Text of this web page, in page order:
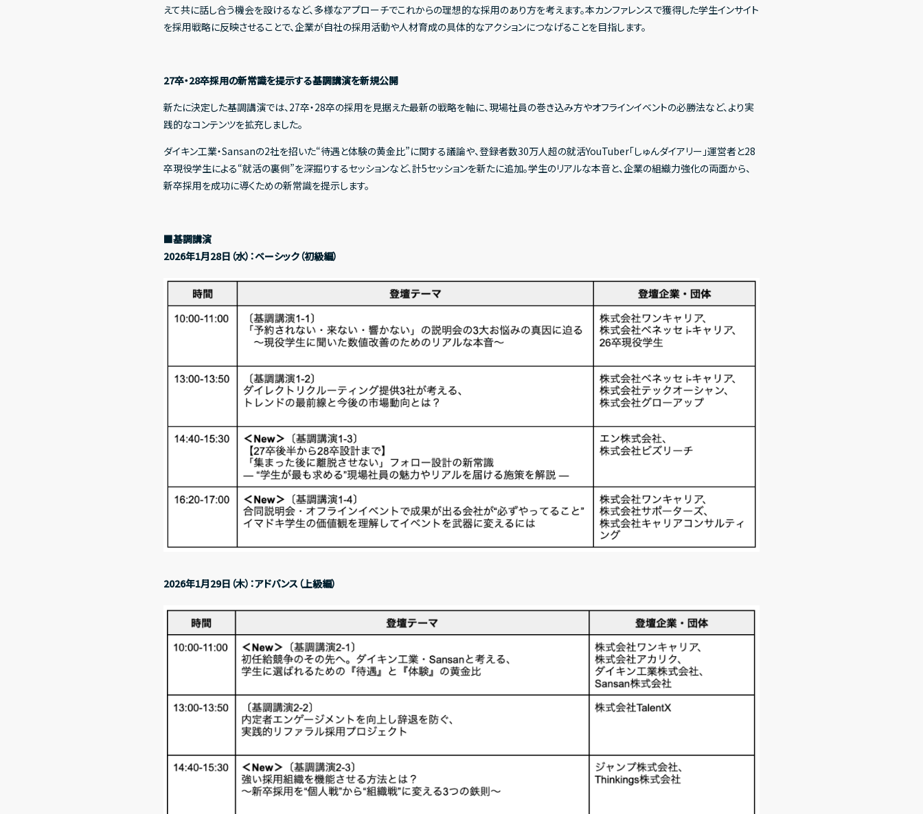
About us
Services
News
Investors Relations
IR情報一覧
Recruit
Contact
お問い合わせ
X FacebookYoutubenote
コーポレート・ガバナンス
IRライブラリー
決算短信 決算説明資料 有価証券報告書
その他
IRカレンダー
免責事項 IRに関するお問い合わせ
えて共に話し合う機会を設けるなど、多様なアプローチでこれからの理想的な採用のあり方を考えます。本カンファレンスで獲得した学生インサイト
を採用戦略に反映させることで、企業が自社の採用活動や人材育成の具体的なアクションにつなげることを目指します。
27卒・28卒採用の新常識を提示する基調講演を新規公開
新たに決定した基調講演では、27卒・28卒の採用を見据えた最新の戦略を軸に、現場社員の巻き込み方やオフラインイベントの必勝法など、より実
践的なコンテンツを拡充しました。
ダイキン工業・Sansanの2社を招いた“待遇と体験の黄金比”に関する議論や、登録者数30万人超の就活YouTuber「しゅんダイアリー」運営者と28
卒現役学生による“就活の裏側”を深掘りするセッションなど、計5セッションを新たに追加。学生のリアルな本音と、企業の組織力強化の両面から、
新卒採用を成功に導くための新常識を提示します。
■基調講演
2026年1月28日（水）：ベーシック（初級編）
2026年1月29日（木）：アドバンス（上級編）